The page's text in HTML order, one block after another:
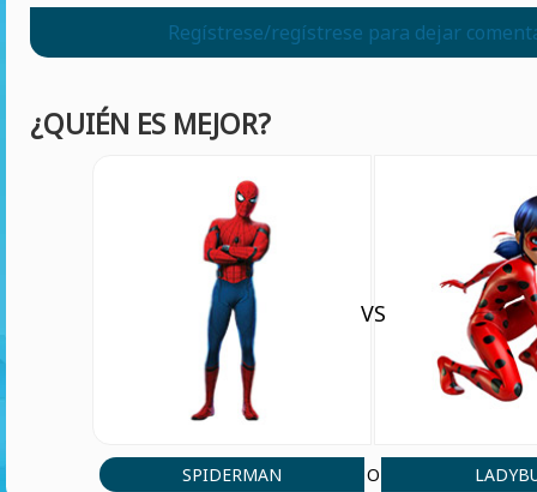
Regístrese/regístrese para dejar
¿QUIÉN ES MEJOR?
SPIDERMAN
VS
O